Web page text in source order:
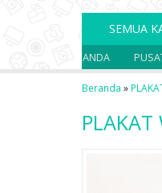
SEMUA
PUSAT
Beranda »
PLAKAT